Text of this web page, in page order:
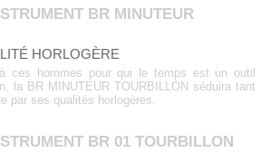
BR MINUTEUR
HORLOGÈRE
ces hommes pour qui le temps est un outil
la BR MINUTEUR TOURBILLON séduira tant
par ses qualités horlogères.
BR 01 TOURBILLON